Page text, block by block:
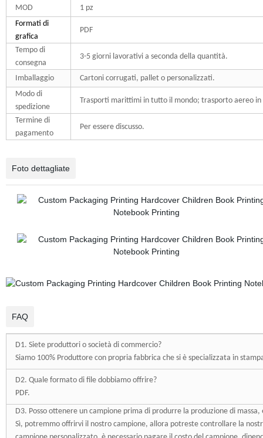
MOD
1 pz
Formati di
grafica
PDF
Tempo di
consegna
3-5 giorni lavorativi a seconda della quantità.
Imballaggio
Cartoni corrugati, pallet o personalizzati.
Modo di
spedizione
Trasporti marittimi in tutto il mondo; trasporto aereo
Termine di
pagamento
Per essere discusso.
Foto dettagliate
FAQ
D1. Siete produttori o società di commercio?
Siamo 100% Produttore con propria fabbrica che si è specializzata in
D2. Quale formato di file dobbiamo offrire?
PDF.
D3. Posso ottenere un campione prima di produrre la produzione di
Sì, potremmo offrirvi il nostro campione, allora potreste controllare la